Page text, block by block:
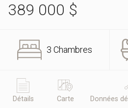
389 000 $
3 Chambres
Détails Carte Données